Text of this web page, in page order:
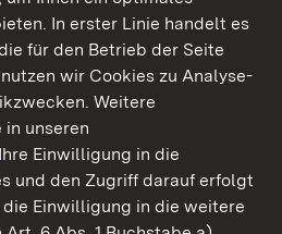
In erster Linie handelt es
für den Betrieb der Seite
wir Cookies zu Analyse-
Weitere
in unseren
Ihre Einwilligung in die
und den Zugriff darauf erfolgt
die Einwilligung in die weitere
Gärten Baden-Württemberg